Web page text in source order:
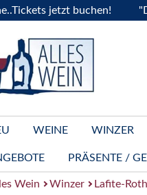
jetzt buchen!
WEINE WINZER
PRÄSENTE /
Wein Winzer Lafite-